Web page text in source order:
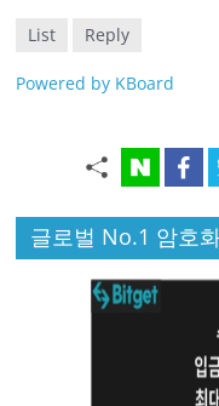
List Reply
Powered by KBoard
글로벌 No.1 암호